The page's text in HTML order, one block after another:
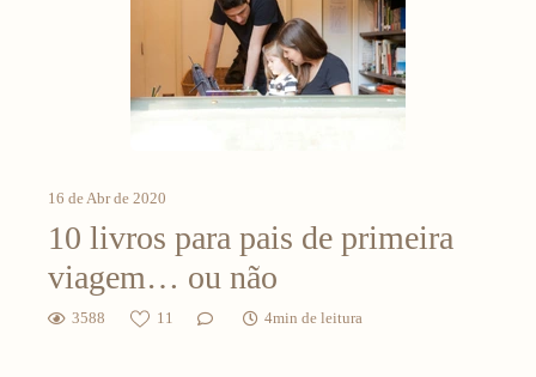
16 de Abr de 2020
10 livros para pais de primeira
viagem… ou não
3588 11 4min de leitura